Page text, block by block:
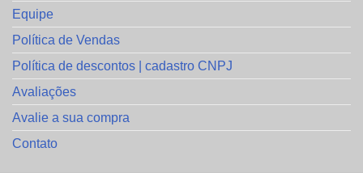
Equipe
Política de Vendas
Política de descontos | cadastro CNPJ
Avaliações
Avalie a sua compra
Contato